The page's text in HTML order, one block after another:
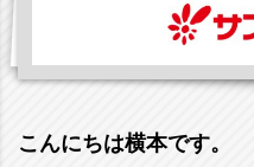
こんにちは横本です。